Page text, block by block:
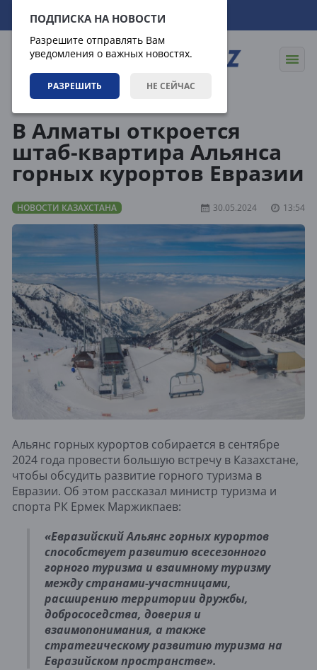
ПОДПИСКА НА НОВОСТИ
Разрешите отправлять Вам
уведомления о важных новостях.
РАЗРЕШИТЬ НЕ СЕЙЧАС
07.08.2026 17:31:34
В Алматы откроется
штаб-квартира Альянса
горных курортов Евразии
НОВОСТИ КАЗАХСТАНА 30.05.2024 13:54
Альянс горных курортов собирается в сентябре
2024 года провести большую встречу в Казахстане,
чтобы обсудить развитие горного туризма в
Евразии. Об этом рассказал министр туризма и
спорта РК Ермек Маржикпаев:
«Евразийский Альянс горных курортов
способствует развитию всесезонного
горного туризма и взаимному туризму
между странами-участницами,
расширению территории дружбы,
добрососедства, доверия и
взаимопонимания, а также
стратегическому развитию туризма на
Евразийском пространстве».